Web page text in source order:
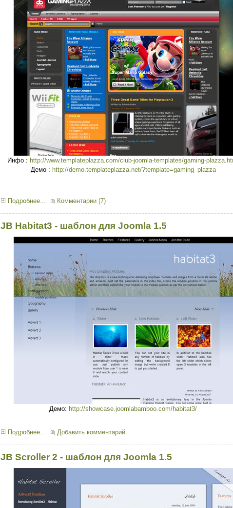
Инфо : http://www.templateplazza.com/club-joomla-templates/gaming-
Демо : http://demo.templateplazza.net/?template=gaming_plazza
Подробнее... Комментарии (7)
JB Habitat3 - шаблон для Joomla 1.5
Демо: http://showcase.joomlabamboo.com/habitat3/
Подробнее... Добавить комментарий
JB Scroller 2 - шаблон для Joomla 1.5